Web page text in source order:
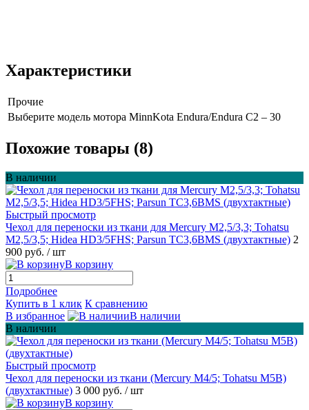
Характеристики
Прочие
Выберите модель мотора MinnKota Endura/Endura C2 – 30
Похожие товары (8)
В наличии
Быстрый просмотр
Чехол для переноски из ткани для Mercury M2,5/3,3; Tohatsu
M2,5/3,5; Hidea HD3/5FHS; Parsun TC3,6BMS (двухтактные) 2
900 руб. / шт
В корзину
Подробнее
Купить в 1 клик К сравнению
В избранное
В наличии
В наличии
Быстрый просмотр
Чехол для переноски из ткани (Mercury М4/5; Tohatsu M5B)
(двухтактные) 3 000 руб. / шт
В корзину